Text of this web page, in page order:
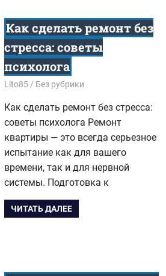
Как сделать ремонт без
стресса: советы
психолога
15.04.2026
Lito85 Без рубрики
Как сделать ремонт без стресса:
советы психолога Ремонт
квартиры — это всегда серьезное
испытание как для вашего
времени, так и для нервной
системы. Подготовка к
ЧИТАТЬ ДАЛЕЕ